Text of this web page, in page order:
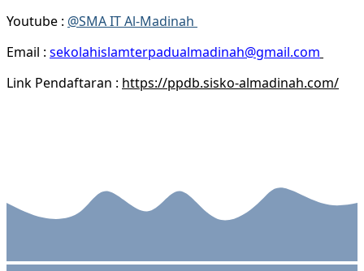
Youtube : @SMA IT Al-Madinah
Email : sekolahislamterpadualmadinah@gmail.com
Link Pendaftaran : https://ppdb.sisko-almadinah.com/